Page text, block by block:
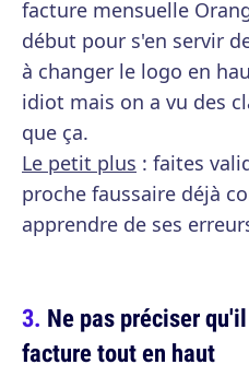
facture mensuelle
début pour s'en servir
à changer le logo en
idiot mais on a vu des
que ça.
Le petit plus : faites
proche faussaire déjà
apprendre de ses
Ne pas préciser
facture tout en haut